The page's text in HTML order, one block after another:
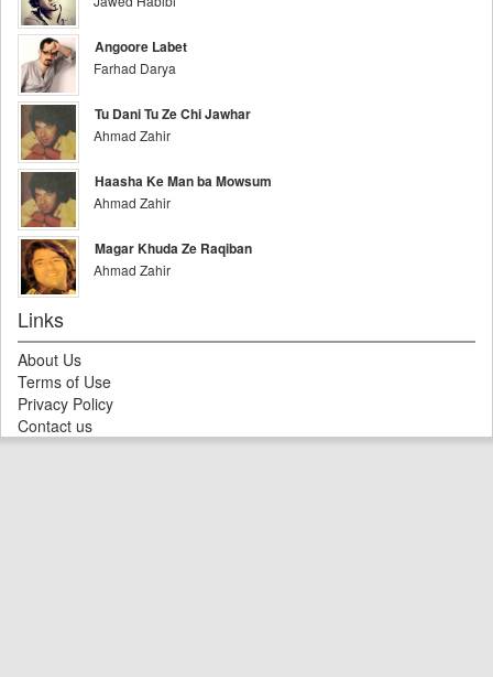
Angoore Labet
Farhad Darya
Tu Dani Tu Ze Chi Jawhar
Ahmad Zahir
Haasha Ke Man ba Mowsum
Ahmad Zahir
Magar Khuda Ze Raqiban
Ahmad Zahir
Links
About Us
Terms of Use
Privacy Policy
Contact us